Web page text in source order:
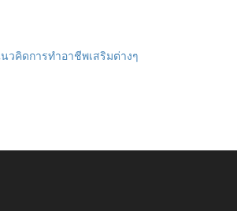
วคิดการทำอาชีพเสริมต่างๆ